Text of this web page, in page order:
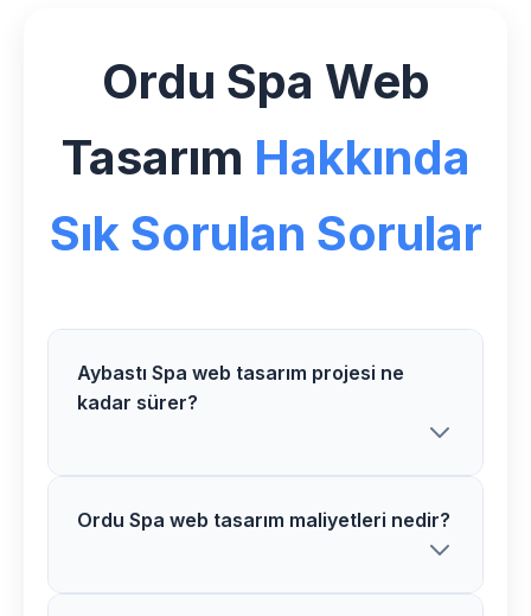
Ordu Spa Web
Tasarım Hakkında
Sık Sorulan Sorular
Aybastı Spa web tasarım projesi ne
kadar sürer?
Aybastı bölgesindeki Spa web tasarım
Ordu Spa web tasarım maliyetleri nedir?